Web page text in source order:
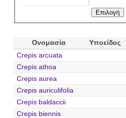
Ονομασία Υποείδος
Crepis arcuata
Crepis athoa
Crepis aurea
Crepis auriculifolia
Crepis baldaccii
Crepis biennis